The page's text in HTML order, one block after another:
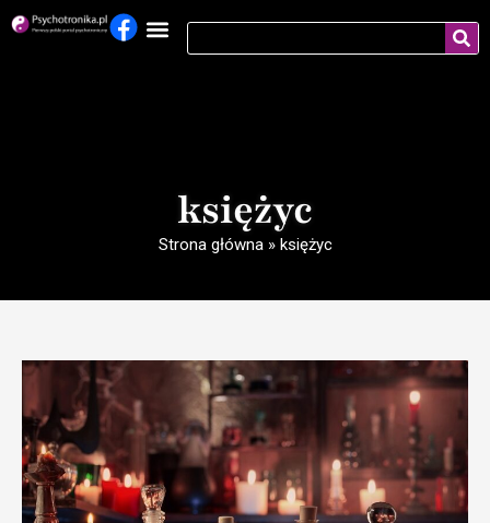
księżyc
Strona główna» księżyc